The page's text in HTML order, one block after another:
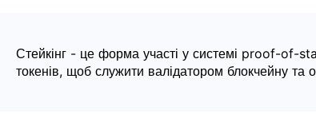
Стейкінг - це форма участі у системі proof-of-
токенів, щоб служити валідатором блокчейну та